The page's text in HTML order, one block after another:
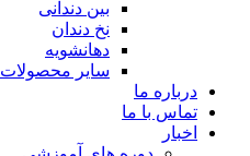
بین دندانی
نخ دندان
دهانشویه
سایر محصولات
درباره ما
تماس با ما
اخبار